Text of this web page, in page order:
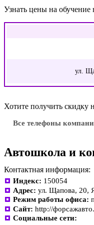
Узнать цены на
ул.
Хотите получить скидку
Все телефоны
Автошкола и
Контактная информация:
Индекс: 150054
Адрес: ул. Щапова, 20,
Режим работы офиса:
Сайт: http://
Социальные сети: